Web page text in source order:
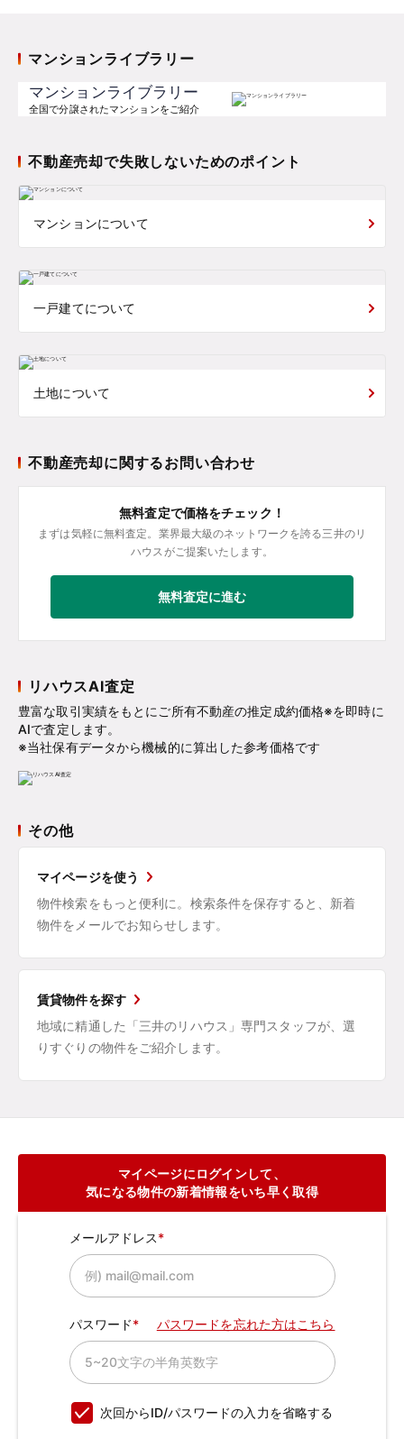
マンションライブラリー
マンションライブラリー
全国で分譲されたマンションをご紹介
不動産売却で失敗しないためのポイント
マンションについて
一戸建てについて
土地について
不動産売却に関するお問い合わせ
無料査定で価格をチェック！
まずは気軽に無料査定。業界最大級のネットワークを誇る三井のリ
ハウスがご提案いたします。
無料査定に進む
リハウスAI査定
豊富な取引実績をもとにご所有不動産の推定成約価格※を即時に
AIで査定します。
※当社保有データから機械的に算出した参考価格です
その他
マイページを使う
物件検索をもっと便利に。検索条件を保存すると、新着
物件をメールでお知らせします。
賃貸物件を探す
地域に精通した「三井のリハウス」専門スタッフが、選
りすぐりの物件をご紹介します。
マイページにログインして、
気になる物件の新着情報をいち早く取得
メールアドレス
パスワード パスワードを忘れた方はこちら
次回からID/パスワードの入力を省略する